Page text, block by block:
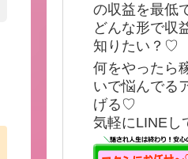
の収益を最低
どんな形で収
知りたい？♡
何をやったら
いで悩んでる
げる♡
気軽にLINEし